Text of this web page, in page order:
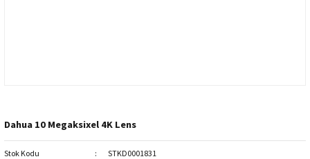
Dahua 10 Megaksixel 4K Lens
Stok Kodu
STKD0001831